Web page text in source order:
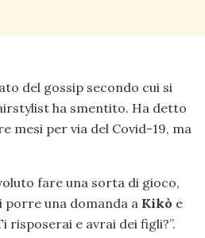
del gossip secondo cui si
ha smentito. Ha detto
mesi per via del Covid-19, ma
fare una sorta di gioco,
porre una domanda a Kikò e
risposerai e avrai dei figli?”.